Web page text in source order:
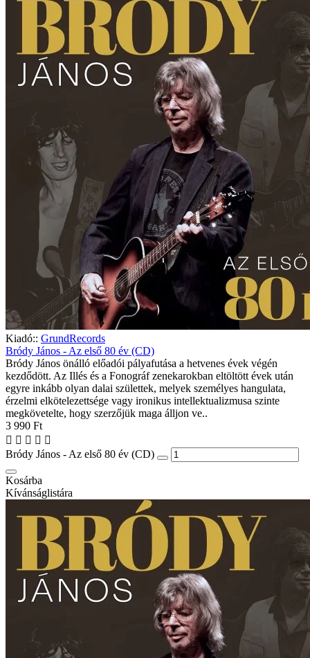
Kiadó:: GrundRecords
Bródy János - Az első 80 év (CD)
Bródy János önálló előadói pályafutása a hetvenes évek végén
kezdődött. Az Illés és a Fonográf zenekarokban eltöltött évek után
egyre inkább olyan dalai születtek, melyek személyes hangulata,
érzelmi elkötelezettsége vagy ironikus intellektualizmusa szinte
megkövetelte, hogy szerzőjük maga álljon ve..
3 990 Ft
Bródy János - Az első 80 év (CD)
Kosárba
Kívánságlistára